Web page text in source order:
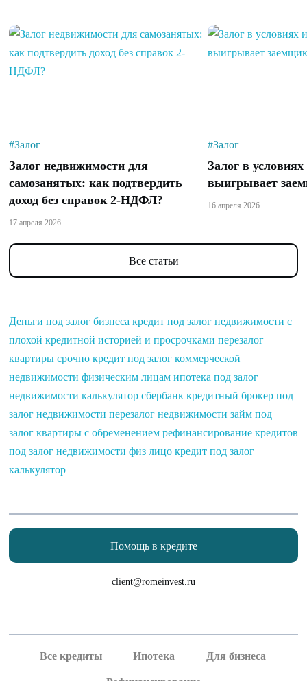
#Залог
Залог недвижимости для
самозанятых: как подтвердить
доход без справок 2-НДФЛ?
17 апреля 2026
#Залог
Залог в
выигрывает
16 апреля 2026
Все статьи
Деньги под залог бизнеса кредит под залог недвижимости с
плохой кредитной историей и просрочками перезалог
квартиры срочно кредит под залог коммерческой
недвижимости физическим лицам ипотека под залог
недвижимости калькулятор сбербанк кредитный брокер под
залог недвижимости перезалог недвижимости займ под
залог квартиры с обременением рефинансирование кредитов
под залог недвижимости физ лицо кредит под залог
калькулятор
Все кредиты Ипотека Для бизнеса
client@romeinvest.ru
Помощь в кредите